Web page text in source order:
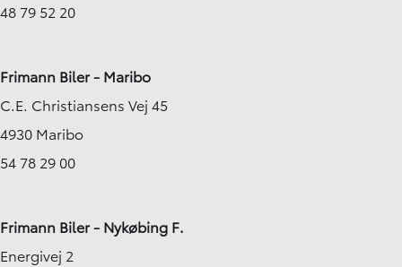
48 79 52 20
Frimann Biler - Maribo
C.E. Christiansens Vej 45
4930 Maribo
54 78 29 00
Frimann Biler - Nykøbing F.
Energivej 2